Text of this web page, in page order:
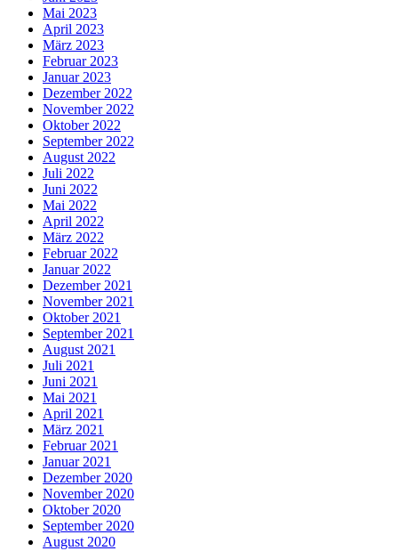
Mai 2023
April 2023
März 2023
Februar 2023
Januar 2023
Dezember 2022
November 2022
Oktober 2022
September 2022
August 2022
Juli 2022
Juni 2022
Mai 2022
April 2022
März 2022
Februar 2022
Januar 2022
Dezember 2021
November 2021
Oktober 2021
September 2021
August 2021
Juli 2021
Juni 2021
Mai 2021
April 2021
März 2021
Februar 2021
Januar 2021
Dezember 2020
November 2020
Oktober 2020
September 2020
August 2020